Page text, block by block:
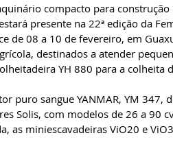
compacto para
presente na 22ª edição da
de 08 a 10 de fevereiro, em
destinados a atender
YH 880 para a colheita
puro sangue YANMAR, YM 347,
Solis, com modelos de 26 a 90
as miniescavadeiras ViO20 e